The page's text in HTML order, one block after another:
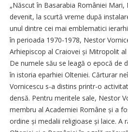
„Născut în Basarabia României Mari,
devenit, la scurtă vreme după
unul dintre cei mai emblematici
în perioada 1970-1978, Nestor
Arhiepiscop al Craiovei și Mitropolit
De numele său se leagă o epocă de
în istoria eparhiei Olteniei. Cărturar
Vornicescu s-a distins printr-o
densă. Pentru meritele sale, Nestor
membru al Academiei Române și a
ordine și medalii religioase și laice. A